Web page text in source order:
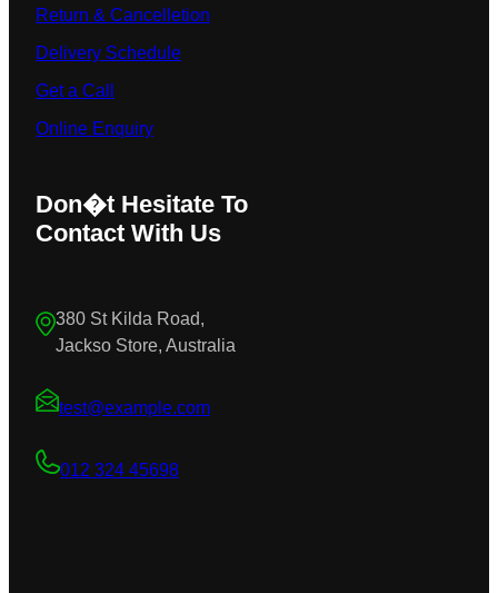
Return & Cancelletion
Delivery Schedule
Get a Call
Online Enquiry
Don�t Hesitate To
Contact With Us
380 St Kilda Road,
Jackso Store, Australia
test@example.com
012 324 45698